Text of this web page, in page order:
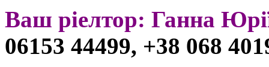
Ваш ріелтор: Ганна
06153 44499, +38 068